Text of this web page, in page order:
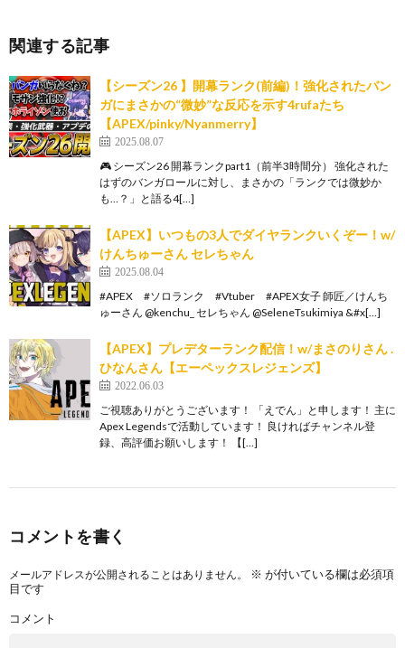
関連する記事
【シーズン26 】開幕ランク(前編)！強化されたバン
ガにまさかの“微妙”な反応を示す4rufaたち
【APEX/pinky/Nyanmerry】
2025.08.07
🎮 シーズン26 開幕ランクpart1（前半3時間分） 強化された
はずのバンガロールに対し、まさかの「ランクでは微妙か
も…？」と語る4[…]
【APEX】いつもの3人でダイヤランクいくぞー！w/
けんちゅーさん セレちゃん
2025.08.04
#APEX #ソロランク #Vtuber #APEX女子 師匠／けんち
ゅーさん @kenchu_ セレちゃん @SeleneTsukimiya &#x[…]
【APEX】プレデターランク配信！w/まさのりさん .
ひなんさん【エーペックスレジェンズ】
2022.06.03
ご視聴ありがとうございます！ 「えでん」と申します！ 主に
Apex Legendsで活動しています！ 良ければチャンネル登
録、高評価お願いします！ 【[…]
コメントを書く
メールアドレスが公開されることはありません。 ※ が付いている欄は必須項
目です
コメント